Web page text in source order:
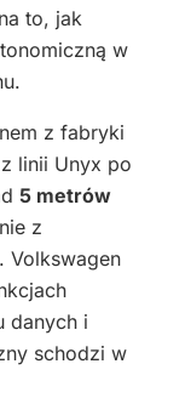
to, jak
w
z fabryki
linii Unyx po
5 metrów
z
Volkswagen
danych i
schodzi w